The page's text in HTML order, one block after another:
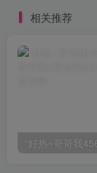
相关推荐